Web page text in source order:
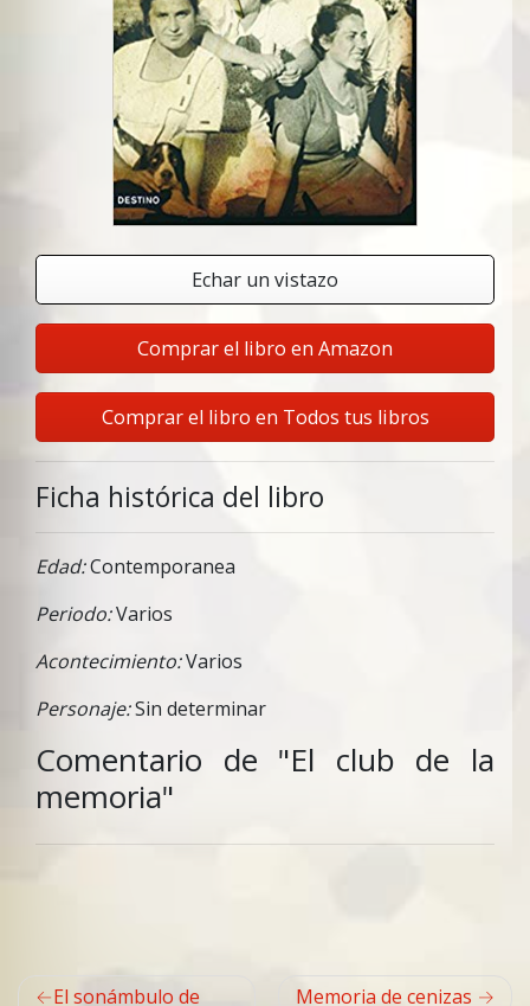
Echar un vistazo
Comprar el libro en Amazon
Comprar el libro en Todos tus libros
Ficha histórica del libro
Edad:Contemporanea
Periodo:Varios
Acontecimiento:Varios
Personaje:Sin determinar
Comentario de "El club de la
memoria"
Navegación
El sonámbulo de Memoria de cenizas